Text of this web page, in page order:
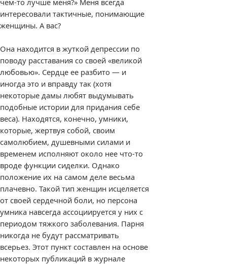
чем-то лучше меня?» Меня всегда
интересовали тактичные, понимающие
женщины. А вас?
Она находится в жуткой депрессии по
поводу расставания со своей «великой
любовью». Сердце ее разбито — и
иногда это и вправду так (хотя
некоторые дамы любят выдумывать
подобные истории для придания себе
веса). Находятся, конечно, умники,
которые, жертвуя собой, своим
самолюбием, душевными силами и
временем исполняют около нее что-то
вроде функции сиделки. Однако
положение их на самом деле весьма
плачевно. Такой тип женщин исцеляется
от своей сердечной боли, но персона
умника навсегда ассоциируется у них с
периодом тяжкого заболевания. Парня
никогда не будут рассматривать
всерьез. Этот пункт составлен на основе
некоторых публикаций в журнале